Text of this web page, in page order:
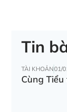
Tin
TÀI KHOẢN01/
Cùng